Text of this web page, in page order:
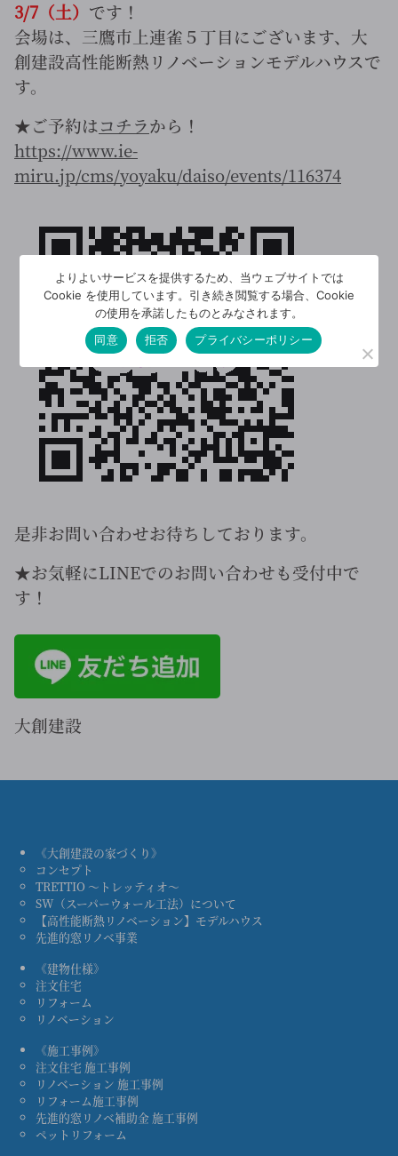
3/7（土） です！
会場は、三鷹市上連雀５丁目にございます、大
創建設高性能断熱リノベーションモデルハウスで
す。
★ご予約はコチラから！
https://www.ie-
miru.jp/cms/yoyaku/daiso/events/116374
是非お問い合わせお待ちしております。
★お気軽にLINEでのお問い合わせも受付中で
す！
大創建設
《大創建設の家づくり》
コンセプト
TRETTIO ～トレッティオ～
SW（スーパーウォール工法）について
【高性能断熱リノベーション】モデルハウス
先進的窓リノベ事業
《建物仕様》
注文住宅
リフォーム
リノベーション
《施工事例》
注文住宅 施工事例
リノベーション 施工事例
リフォーム施工事例
先進的窓リノベ補助金 施工事例
ペットリフォーム
よりよいサービスを提供するため、当ウェブサイトでは
Cookie を使用しています。引き続き閲覧する場合、Cookie
の使用を承諾したものとみなされます。
同意
拒否 プライバシーポリシー